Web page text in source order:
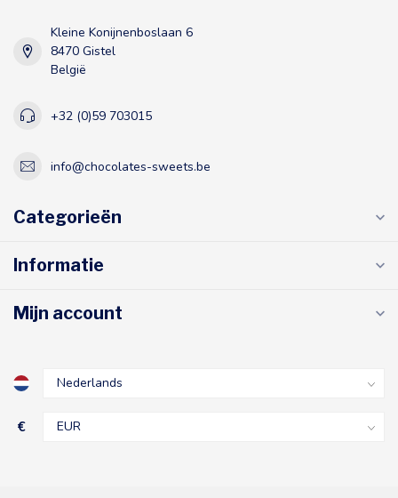
Kleine Konijnenboslaan 6
8470 Gistel
België
+32 (0)59 703015
info@chocolates-sweets.be
Categorieën
Informatie
Mijn account
€